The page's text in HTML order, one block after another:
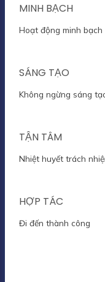
MINH BẠCH
Hoạt động minh bạch
SÁNG TẠO
Không ngừng sáng
TẬN TÂM
Nhiệt huyết trách
HỢP TÁC
Đi đến thành công